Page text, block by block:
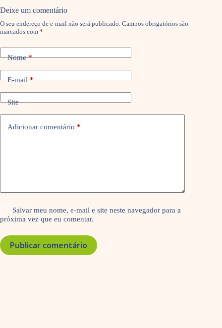
Deixe um comentário
O seu endereço de e-mail não será publicado. Campos obrigatórios são
marcados com *
Nome*
E-mail*
Site
Adicionar comentário *
Salvar meu nome, e-mail e site neste navegador para a
próxima vez que eu comentar.
Publicar comentário